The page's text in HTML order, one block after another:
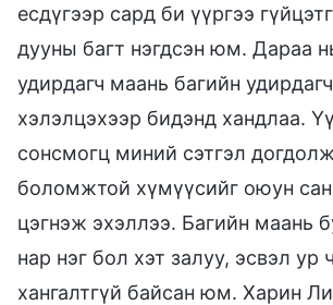
есдүгээр сард би үүргээ
дууны багт нэгдсэн юм. Дараа
удирдагч маань багийн
хэлэлцэхээр бидэнд хандлаа.
сонсмогц миний сэтгэл
боломжтой хүмүүсийг оюун
цэгнэж эхэллээ. Багийн маань
нар нэг бол хэт залуу, эсвэл ур
хангалтгүй байсан юм. Харин